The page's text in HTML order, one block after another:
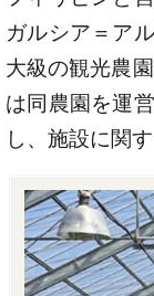
ガルシア＝ア
大級の観光農
は同農園を運
し、施設に関